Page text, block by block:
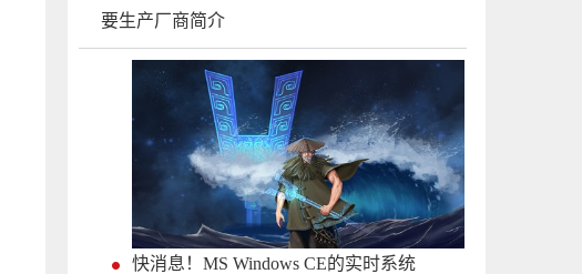
要生产厂商简介
快消息！MS Windows CE的实时系统